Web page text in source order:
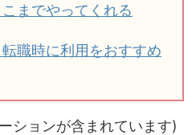
までやってくれる
転職時に利用をおすすめ
ションが含まれています)